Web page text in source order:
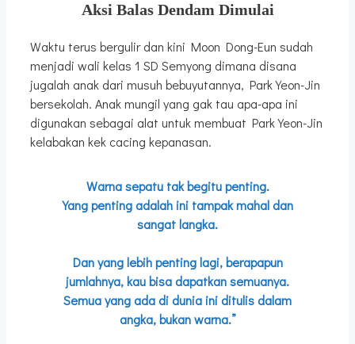
Aksi Balas Dendam Dimulai
Waktu terus bergulir dan kini Moon Dong-Eun sudah
menjadi wali kelas 1 SD Semyong dimana disana
jugalah anak dari musuh bebuyutannya, Park Yeon-Jin
bersekolah. Anak mungil yang gak tau apa-apa ini
digunakan sebagai alat untuk membuat Park Yeon-Jin
kelabakan kek cacing kepanasan.
Warna sepatu tak begitu penting.
Yang penting adalah ini tampak mahal dan
sangat langka.
Dan yang lebih penting lagi, berapapun
jumlahnya, kau bisa dapatkan semuanya.
Semua yang ada di dunia ini ditulis dalam
angka, bukan warna.”